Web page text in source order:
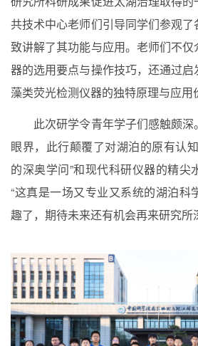
共技术中心老师们引导同学们参观了
致讲解了其功能与应用。 老师们不仅
器的选用要点与操作技巧， 还通过启
藻类荧光检测仪器的独特原理与应用
此次研学令青年学子们感触颇深
眼界，此行颠覆了对湖泊的原有认
的深奥学问”和现代科研仪器的精尖
“这真是一场又专业又系统的湖泊科
趣了，期待未来还有机会再来研究所